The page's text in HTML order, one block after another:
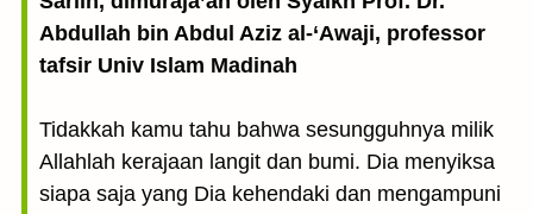
Abdullah bin Abdul Aziz al-‘Awaji, professor
tafsir Univ Islam Madinah
Tidakkah kamu tahu bahwa sesungguhnya milik
Allahlah kerajaan langit dan bumi. Dia menyiksa
siapa saja yang Dia kehendaki dan mengampuni